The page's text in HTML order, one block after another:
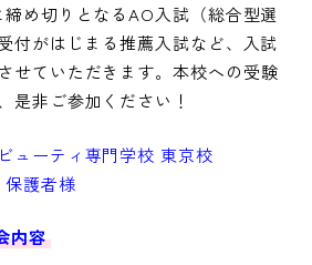
め切りとなるAO入試（総合型選
付がはじまる推薦入試など、入試
せていただきます。本校への受験
是非ご参加ください！
ューティ専門学校 東京校
保護者様
内容